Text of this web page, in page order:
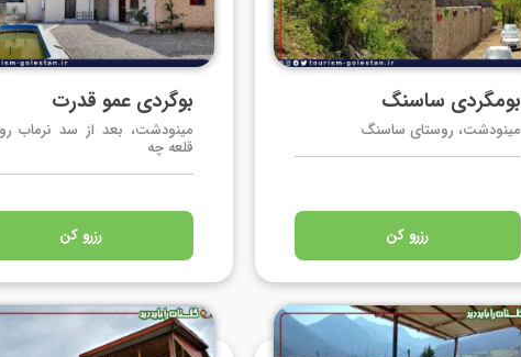
بومگردی ساسنگ
مینودشت، روستای ساسنگ
رزرو کن
بوگردی عمو قدرت
مینودشت، بعد از سد نرماب
قلعه چه
رزرو کن